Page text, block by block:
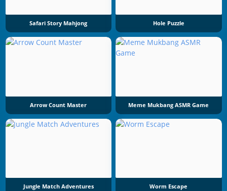
Safari Story Mahjong Hole Puzzle
Arrow Count Master Meme Mukbang ASMR Game
Jungle Match Adventures Worm Escape